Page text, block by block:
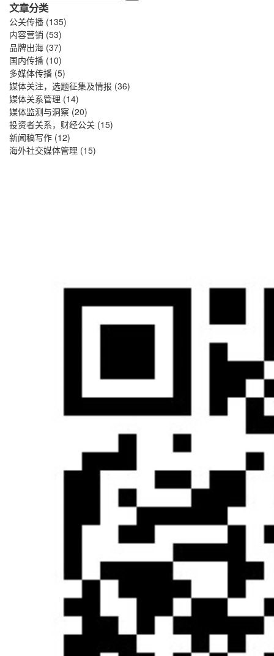
文章分类
公关传播 (135)
内容营销 (53)
品牌出海 (37)
国内传播 (10)
多媒体传播 (5)
媒体关注，选题征集及情报 (36)
媒体关系管理 (14)
媒体监测与洞察 (20)
投资者关系，财经公关 (15)
新闻稿写作 (12)
海外社交媒体管理 (15)